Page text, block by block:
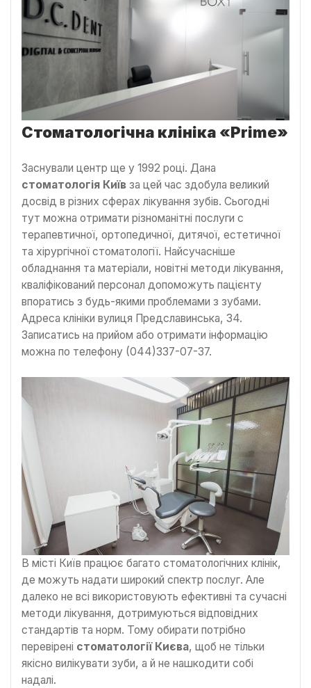
Стоматологічна клініка «Prime»
Заснували центр ще у 1992 році. Дана
стоматологія Київ за цей час здобула великий
досвід в різних сферах лікування зубів. Сьогодні
тут можна отримати різноманітні послуги с
терапевтичної, ортопедичної, дитячої, естетичної
та хірургічної стоматології. Найсучасніше
обладнання та матеріали, новітні методи лікування,
кваліфікований персонал допоможуть пацієнту
впоратись з будь-якими проблемами з зубами.
Адреса клініки вулиця Предславинська, 34.
Записатись на прийом або отримати інформацію
можна по телефону (044)337-07-37.
В місті Київ працює багато стоматологічних клінік,
де можуть надати широкий спектр послуг. Але
далеко не всі використовують ефективні та сучасні
методи лікування, дотримуються відповідних
стандартів та норм. Тому обирати потрібно
перевірені стоматології Києва, щоб не тільки
якісно вилікувати зуби, а й не нашкодити собі
надалі.